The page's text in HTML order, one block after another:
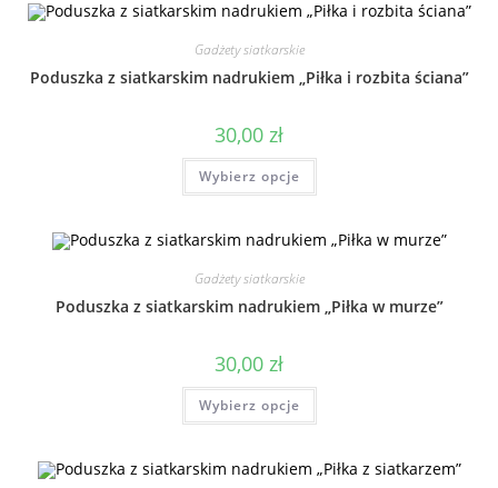
Gadżety siatkarskie
Poduszka z siatkarskim nadrukiem „Piłka i rozbita ściana”
30,00 zł
Wybierz opcje
Gadżety siatkarskie
Poduszka z siatkarskim nadrukiem „Piłka w murze”
30,00 zł
Wybierz opcje